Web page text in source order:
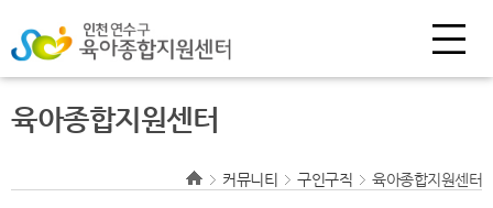
육아종합지원센터
커뮤니티 구인구직 육아종합지원센터